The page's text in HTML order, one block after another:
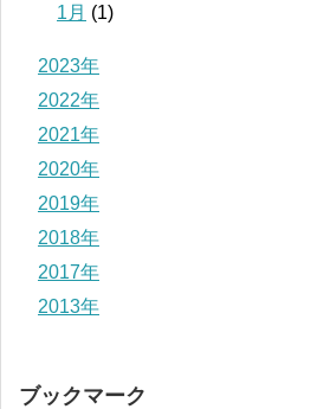
1月 (1)
2023年
2022年
2021年
2020年
2019年
2018年
2017年
2013年
ブックマーク